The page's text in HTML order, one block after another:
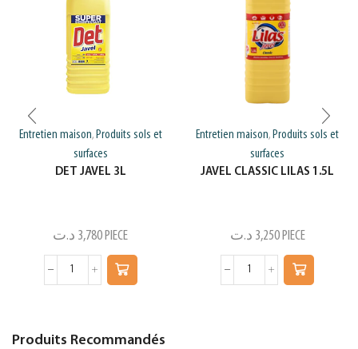
Entretien maison, Produits sols et
surfaces
DET JAVEL 3L
3,780 د.ت PIECE
Entretien maison, Produits sols et
surfaces
JAVEL CLASSIC LILAS 1.5L
3,250 د.ت PIECE
Produits Recommandés